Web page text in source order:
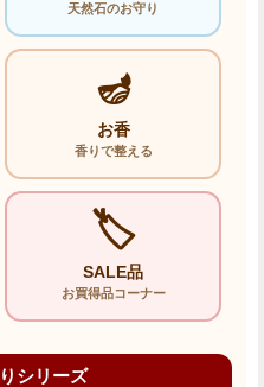
天然石のお守り
🪔
お香
香りで整える
🏷️
SALE品
お買得品コーナー
シリーズ